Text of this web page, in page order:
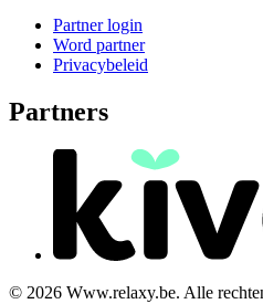
Partner login
Word partner
Privacybeleid
Partners
© 2026 Www.relaxy.be. Alle